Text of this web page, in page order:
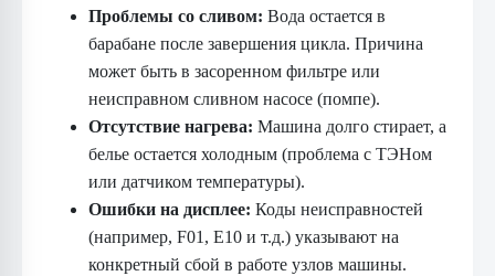
Проблемы со сливом: Вода остается в
барабане после завершения цикла. Причина
может быть в засоренном фильтре или
неисправном сливном насосе (помпе).
Отсутствие нагрева: Машина долго стирает, а
белье остается холодным (проблема с ТЭНом
или датчиком температуры).
Ошибки на дисплее: Коды неисправностей
(например, F01, E10 и т.д.) указывают на
конкретный сбой в работе узлов машины.